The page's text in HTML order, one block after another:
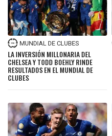
MUNDIAL DE CLUBES
LA INVERSIÓN MILLONARIA DEL
CHELSEA Y TODD BOEHLY RINDE
RESULTADOS EN EL MUNDIAL DE
CLUBES